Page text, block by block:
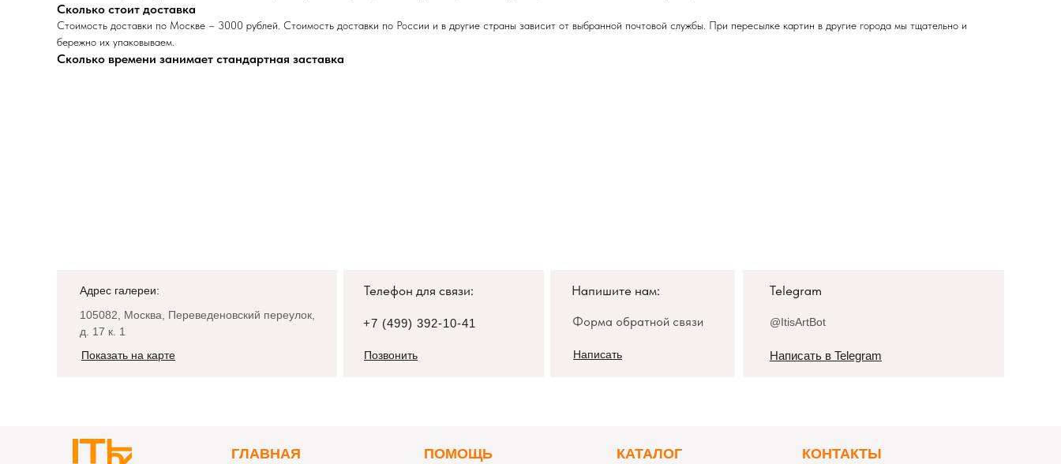
Сколько стоит доставка
Стоимость доставки по Москве – 3000 рублей. Стоимость доставки по России и в другие страны зависит от выбранной почтовой службы. При пересылке картин в другие города мы тщательно и
бережно их упаковываем.
Сколько времени занимает стандартная заставка
Адрес галереи: Телефон для связи: Напишите нам: Telegram
105082, Москва, Переведеновский переулок,
д. 17 к. 1
Показать на карте
+7 (499) 392-10-41
Позвонить Написать Написать в Telegram
Форма обратной связи @ItisArtBot
ГЛАВНАЯ КОНТАКТЫ
КАТАЛОГ
ПОМОЩЬ